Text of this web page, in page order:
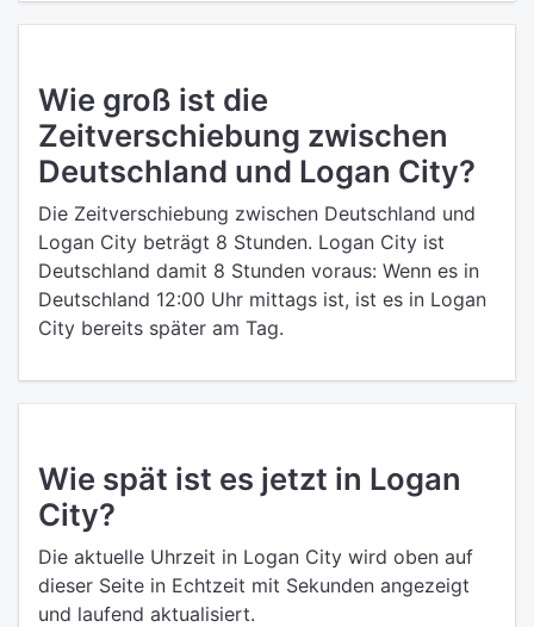
Wie groß ist die
Zeitverschiebung zwischen
Deutschland und Logan City?
Die Zeitverschiebung zwischen Deutschland und
Logan City beträgt 8 Stunden. Logan City ist
Deutschland damit 8 Stunden voraus: Wenn es in
Deutschland 12:00 Uhr mittags ist, ist es in Logan
City bereits später am Tag.
Wie spät ist es jetzt in Logan
City?
Die aktuelle Uhrzeit in Logan City wird oben auf
dieser Seite in Echtzeit mit Sekunden angezeigt
und laufend aktualisiert.